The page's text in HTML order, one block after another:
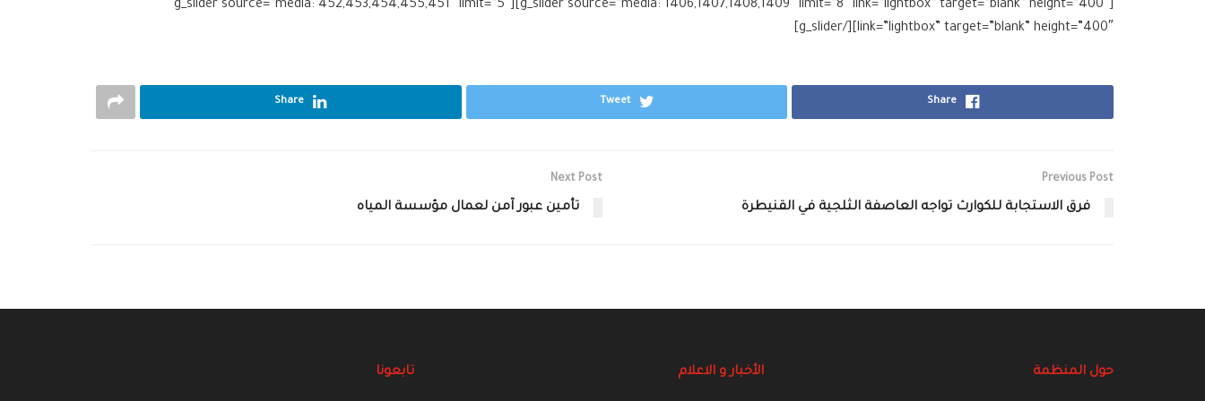
[g_slider source=”media: 1406,1407,1408,1409″ limit=”8″ link=”lightbox” target=”blank” height=”400″][g_slider source=”media: 452,453,454,455,451″ limit=”5″
link=”lightbox” target=”blank” height=”400″][/g_slider]
Share
Tweet
Share
Previous Post
فرق الاستجابة للكوارث تواجه العاصفة الثلجية في القنيطرة
Next Post
تأمين عبور آمن لعمال مؤسسة المياه
حول المنظمة الأخبار و الاعلام تابعونا